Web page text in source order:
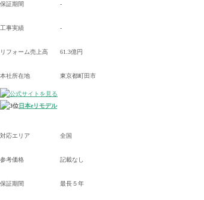
保証期間 -
工事実績 -
リフォーム売上高 61.3億円
本社所在地 東京都町田市
日本eリモデル
対応エリア 全国
参考価格 記載なし
保証期間 最長５年